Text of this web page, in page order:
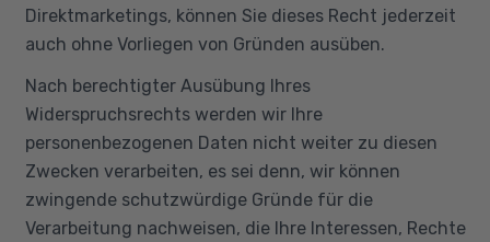
Direktmarketings, können Sie dieses Recht jederzeit
auch ohne Vorliegen von Gründen ausüben.
Nach berechtigter Ausübung Ihres
Widerspruchsrechts werden wir Ihre
personenbezogenen Daten nicht weiter zu diesen
Zwecken verarbeiten, es sei denn, wir können
zwingende schutzwürdige Gründe für die
Verarbeitung nachweisen, die Ihre Interessen, Rechte